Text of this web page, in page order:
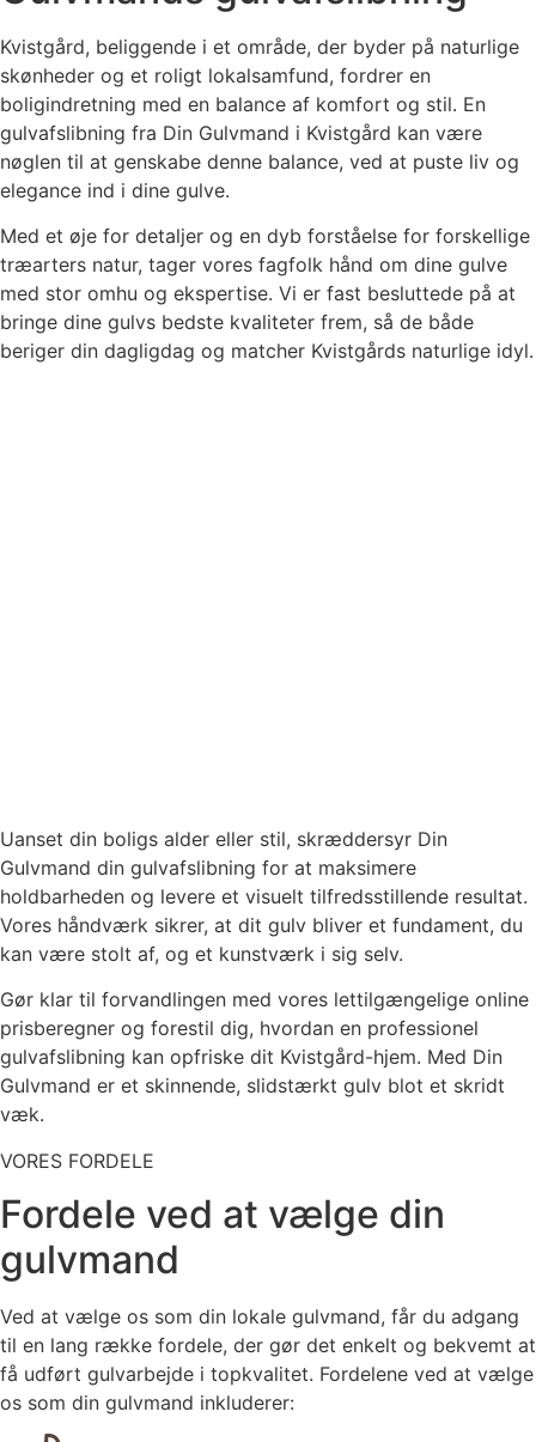
Kvistgård, beliggende i et område, der byder på naturlige
skønheder og et roligt lokalsamfund, fordrer en
boligindretning med en balance af komfort og stil. En
gulvafslibning fra Din Gulvmand i Kvistgård kan være
nøglen til at genskabe denne balance, ved at puste liv og
elegance ind i dine gulve.
Med et øje for detaljer og en dyb forståelse for forskellige
træarters natur, tager vores fagfolk hånd om dine gulve
med stor omhu og ekspertise. Vi er fast besluttede på at
bringe dine gulvs bedste kvaliteter frem, så de både
beriger din dagligdag og matcher Kvistgårds naturlige idyl.
Uanset din boligs alder eller stil, skræddersyr Din
Gulvmand din gulvafslibning for at maksimere
holdbarheden og levere et visuelt tilfredsstillende resultat.
Vores håndværk sikrer, at dit gulv bliver et fundament, du
kan være stolt af, og et kunstværk i sig selv.
Gør klar til forvandlingen med vores lettilgængelige online
prisberegner og forestil dig, hvordan en professionel
gulvafslibning kan opfriske dit Kvistgård-hjem. Med Din
Gulvmand er et skinnende, slidstærkt gulv blot et skridt
væk.
VORES FORDELE
Fordele ved at vælge din
gulvmand
Ved at vælge os som din lokale gulvmand, får du adgang
til en lang række fordele, der gør det enkelt og bekvemt at
få udført gulvarbejde i topkvalitet. Fordelene ved at vælge
os som din gulvmand inkluderer: